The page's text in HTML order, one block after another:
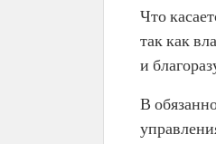
Что
так как
и
В